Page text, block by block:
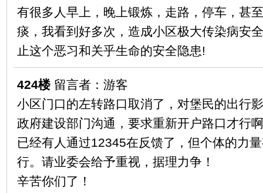
有很多人早上，晚上锻炼，走路，停车，甚
痰，我看到好多次，造成小区极大传染病安
止这个恶习和关乎生命的安全隐患!
424楼留言者：游客
小区门口的左转路口取消了，对堡民的出行
政府建设部门沟通，要求重新开户路口才行
已经有人通过12345在反馈了，但个体的力
行。请业委会给予重视，据理力争！
辛苦你们了！